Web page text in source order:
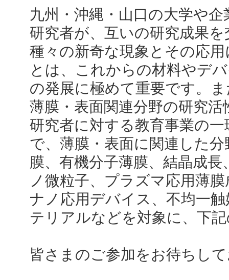
九州・沖縄・山口の大学や
研究者が、互いの研究成果
種々の新奇な現象とその応
とは、これからの材料やデ
の発展に極めて重要です。
薄膜・表面関連分野の研究
研究者に対する教育事業の
で、薄膜・ 表面に関連した
膜、 有機分子薄膜、結晶成
ノ微粒子、プラズマ応用薄
ナノ応用デバイス、不均一
テリアルなどを対象に、下
皆さまのご参加をお待ちし